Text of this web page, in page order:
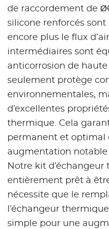
de raccordement de
silicone renforcés
encore plus le flux
intermédiaires sont
anticorrosion de
seulement protège
environnementales,
d’excellentes
thermique. Cela
permanent et optimal
augmentation notable
Notre kit
entièrement prêt à
nécessite que le
l’échangeur
simple pour une